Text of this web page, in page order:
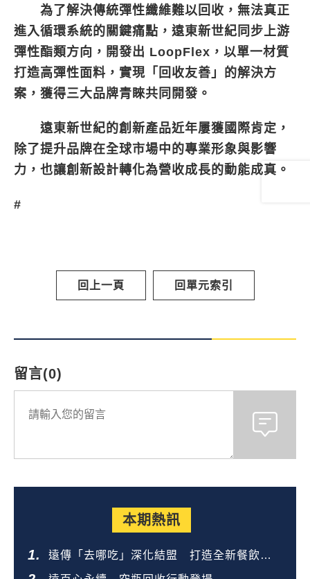
為了解決傳統彈性纖維難以回收，無法真正
進入循環系統的關鍵痛點，遠東新世紀同步上游
彈性酯類方向，開發出 LoopFlex，以單一材質
打造高彈性面料，實現「回收友善」的解決方
案，獲得三大品牌青睞共同開發。
遠東新世紀的創新產品近年屢獲國際肯定，
除了提升品牌在全球市場中的專業形象與影響
力，也讓創新設計轉化為營收成長的動能成真。
#
回上一頁 回單元索引
留言(0)
本期熱訊
遠傳「去哪吃」深化結盟 打造全新餐飲生
態圈